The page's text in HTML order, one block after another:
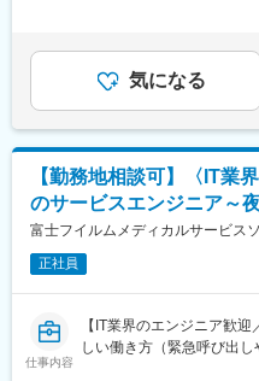
発生した場合、代休を取得
■働き方について：
コールセンターでの一次
を軽減するような働き方が
変更の範囲：会社の定める
ティング等の技術サポー
効率的運用のご提案、開
ユーザーに同社の医療機
らサービス＆サポートす
の品質を高め、お客様に
安心を獲得いただきます。
■研修制度について：
研修センターがあり、機
る研修や、実際にコールセ
実した研修制度をご用意
■取得できるスキルについ
気になる
【勤務地相談可】〈IT業
のサービスエンジニア～
富士フイルムメディカルサービス
正社員
仕事内容
【IT業界のエンジニア歓
しい働き方（緊急呼び出